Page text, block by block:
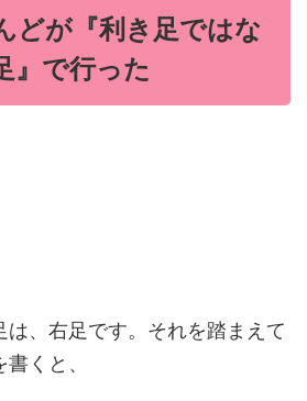
どが『利き足ではな
』で行った
、右足です。それを踏まえて
くと、